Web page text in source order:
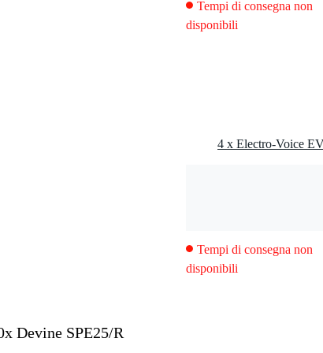
Tempi di consegna non
disponibili
Tempi di consegna non
disponibili
Devine SPE25/R